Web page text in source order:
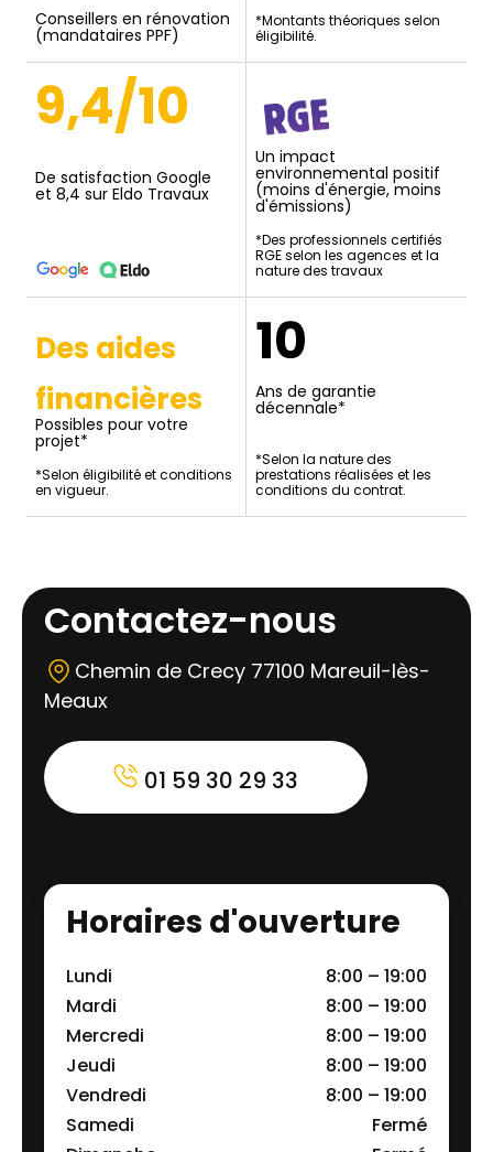
Conseillers en rénovation
(mandataires PPF)
*Montants théoriques selon
éligibilité.
9,4/10
De satisfaction Google
et 8,4 sur Eldo Travaux
Un impact
environnemental positif
(moins d'énergie, moins
d'émissions)
*Des professionnels certifiés
RGE selon les agences et la
nature des travaux
Des aides
financières
Possibles pour votre
projet*
*Selon éligibilité et conditions
en vigueur.
10
Ans de garantie
décennale*
*Selon la nature des
prestations réalisées et les
conditions du contrat.
Contactez-nous
Chemin de Crecy 77100 Mareuil-lès-
Meaux
01 59 30 29 33
Horaires d'ouverture
Lundi
8:00 – 19:00
Mardi
8:00 – 19:00
Mercredi
8:00 – 19:00
Jeudi
8:00 – 19:00
Vendredi
8:00 – 19:00
Samedi
Fermé